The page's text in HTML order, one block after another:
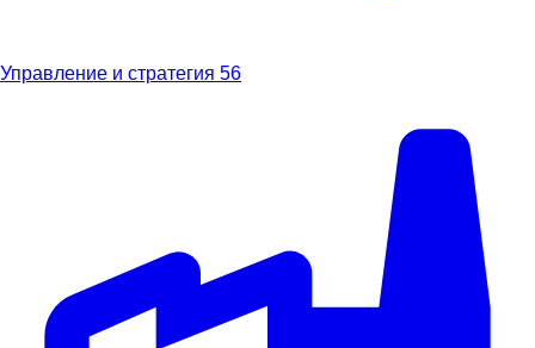
Управление и стратегия 56